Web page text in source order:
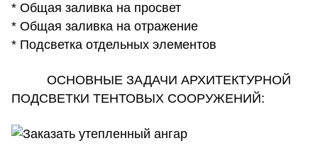
* Общая заливка на просвет
* Общая заливка на отражение
* Подсветка отдельных элементов
ОСНОВНЫЕ ЗАДАЧИ АРХИТЕКТУРНОЙ
ПОДСВЕТКИ ТЕНТОВЫХ СООРУЖЕНИЙ: